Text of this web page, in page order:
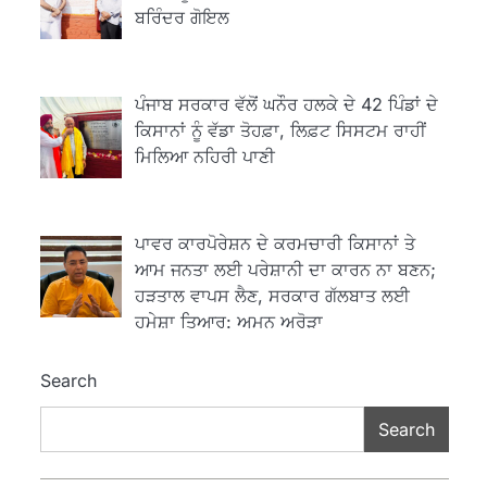
ਬਰਿੰਦਰ ਗੋਇਲ
ਪੰਜਾਬ ਸਰਕਾਰ ਵੱਲੋਂ ਘਨੌਰ ਹਲਕੇ ਦੇ 42 ਪਿੰਡਾਂ ਦੇ
ਕਿਸਾਨਾਂ ਨੂੰ ਵੱਡਾ ਤੋਹਫ਼ਾ, ਲਿਫ਼ਟ ਸਿਸਟਮ ਰਾਹੀਂ
ਮਿਲਿਆ ਨਹਿਰੀ ਪਾਣੀ
ਪਾਵਰ ਕਾਰਪੋਰੇਸ਼ਨ ਦੇ ਕਰਮਚਾਰੀ ਕਿਸਾਨਾਂ ਤੇ
ਆਮ ਜਨਤਾ ਲਈ ਪਰੇਸ਼ਾਨੀ ਦਾ ਕਾਰਨ ਨਾ ਬਣਨ;
ਹੜਤਾਲ ਵਾਪਸ ਲੈਣ, ਸਰਕਾਰ ਗੱਲਬਾਤ ਲਈ
ਹਮੇਸ਼ਾ ਤਿਆਰ: ਅਮਨ ਅਰੋੜਾ
Search
Search
2
ਖੇਤੀਬਾੜੀ ਵਿਭਾਗ ਵੱਲੋਂ ‘ਮਿਸ਼ਨ ਫਾਰ
ਕਾਟਨ ਪ੍ਰੋਡਕਟੀਵਿਟੀ’ ਅਧੀਨ ਪਿੰਡ
ਰਾਸ਼ਟਰੀ ਮਨੁੱਖੀ ਅਧਿਕਾਰ ਕਮਿਸ਼ਨ ਦੇ
ਮੈਂਬਰ ਪ੍ਰਿਯਾਂਕ ਕਾਨੂੰਨਗੋ ਵਲੋਂ ਬਰਨਾਲਾ
ਵਿੱਚ ਵੱਖ-ਵੱਖ ਸਕੀਮਾਂ ਦਾ ਜਾਇਜ਼ਾ
Editor
4
ਫੀਸਦੀ ਮੁਕੰਮਲ: ਜ਼ਿਲ੍ਹਾ ਚੋਣ ਅਫ਼ਸਰ
5
ਮੋਦੀ ਜੀ ਪੁਲਿਸ ਦੇ ਦਮ ‘ਤੇ ਨੈਸ਼ਨਲ